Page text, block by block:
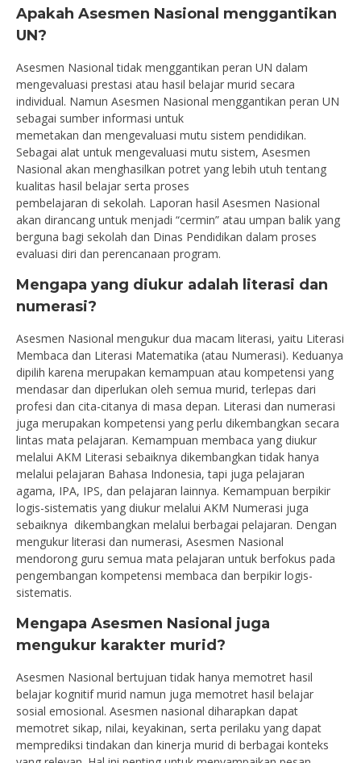
Apakah Asesmen Nasional menggantikan
UN?
Asesmen Nasional tidak menggantikan peran UN dalam
mengevaluasi prestasi atau hasil belajar murid secara
individual. Namun Asesmen Nasional menggantikan peran UN
sebagai sumber informasi untuk
memetakan dan mengevaluasi mutu sistem pendidikan.
Sebagai alat untuk mengevaluasi mutu sistem, Asesmen
Nasional akan menghasilkan potret yang lebih utuh tentang
kualitas hasil belajar serta proses
pembelajaran di sekolah. Laporan hasil Asesmen Nasional
akan dirancang untuk menjadi “cermin” atau umpan balik yang
berguna bagi sekolah dan Dinas Pendidikan dalam proses
evaluasi diri dan perencanaan program.
Mengapa yang diukur adalah literasi dan
numerasi?
Asesmen Nasional mengukur dua macam literasi, yaitu Literasi
Membaca dan Literasi Matematika (atau Numerasi). Keduanya
dipilih karena merupakan kemampuan atau kompetensi yang
mendasar dan diperlukan oleh semua murid, terlepas dari
profesi dan cita-citanya di masa depan. Literasi dan numerasi
juga merupakan kompetensi yang perlu dikembangkan secara
lintas mata pelajaran. Kemampuan membaca yang diukur
melalui AKM Literasi sebaiknya dikembangkan tidak hanya
melalui pelajaran Bahasa Indonesia, tapi juga pelajaran
agama, IPA, IPS, dan pelajaran lainnya. Kemampuan berpikir
logis-sistematis yang diukur melalui AKM Numerasi juga
sebaiknya dikembangkan melalui berbagai pelajaran. Dengan
mengukur literasi dan numerasi, Asesmen Nasional
mendorong guru semua mata pelajaran untuk berfokus pada
pengembangan kompetensi membaca dan berpikir logis-
sistematis.
Mengapa Asesmen Nasional juga
mengukur karakter murid?
Asesmen Nasional bertujuan tidak hanya memotret hasil
belajar kognitif murid namun juga memotret hasil belajar
sosial emosional. Asesmen nasional diharapkan dapat
memotret sikap, nilai, keyakinan, serta perilaku yang dapat
memprediksi tindakan dan kinerja murid di berbagai konteks